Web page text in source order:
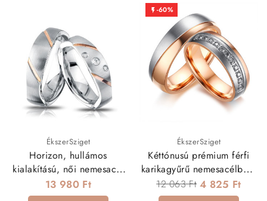
ÉkszerSziget
Horizon, hullámos
kialakítású, női nemesacél
karikagyűrű
13 980 Ft
 -60%
ÉkszerSziget
Kéttónusú prémium férfi
karikagyűrű nemesacélból -
rozé arany
12 063 Ft 4 825 Ft